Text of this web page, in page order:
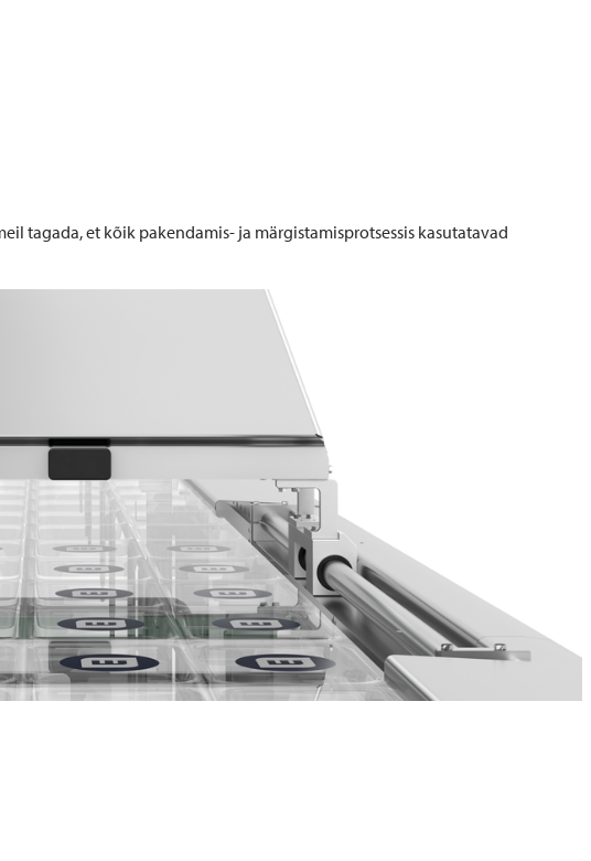
tagada, et kõik pakendamis- ja märgistamisprotsessis kasutatavad